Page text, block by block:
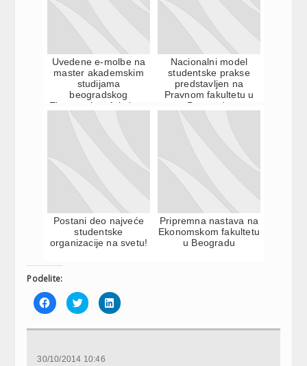
Uvedene e-molbe na
master akademskim
studijama
beogradskog
Ekonomskog fakulteta
Nacionalni model
studentske prakse
predstavljen na
Pravnom fakultetu u
Beogradu
Postani deo najveće
studentske
organizacije na svetu!
Pripremna nastava na
Ekonomskom fakultetu
u Beogradu
Podelite:
Click
to
share
Facebook
new
Click
to
share
Twitter
new
Click
to
LinkedIn
30/10/2014 10:46